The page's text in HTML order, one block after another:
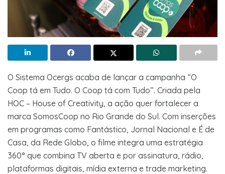
O Sistema Ocergs acaba de lançar a campanha “O
Coop tá em Tudo. O Coop tá com Tudo”. Criada pela
HOC – House of Creativity, a ação quer fortalecer a
marca SomosCoop no Rio Grande do Sul. Com inserções
em programas como Fantástico, Jornal Nacional e É de
Casa, da Rede Globo, o filme integra uma estratégia
360° que combina TV aberta e por assinatura, rádio,
plataformas digitais, mídia externa e trade marketing.